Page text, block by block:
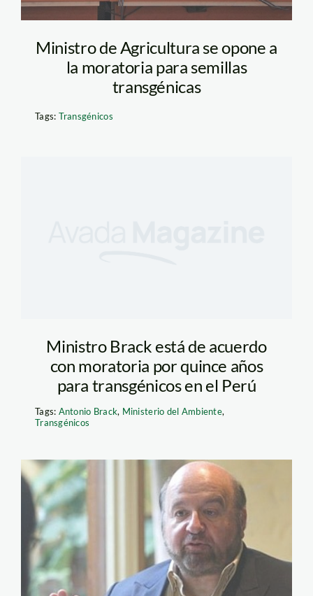
Ministro de Agricultura se opone a
la moratoria para semillas
transgénicas
Tags: Transgénicos
Ministro Brack está de acuerdo
con moratoria por quince años
para transgénicos en el Perú
Tags: Antonio Brack, Ministerio del Ambiente,
Transgénicos
de_soto_